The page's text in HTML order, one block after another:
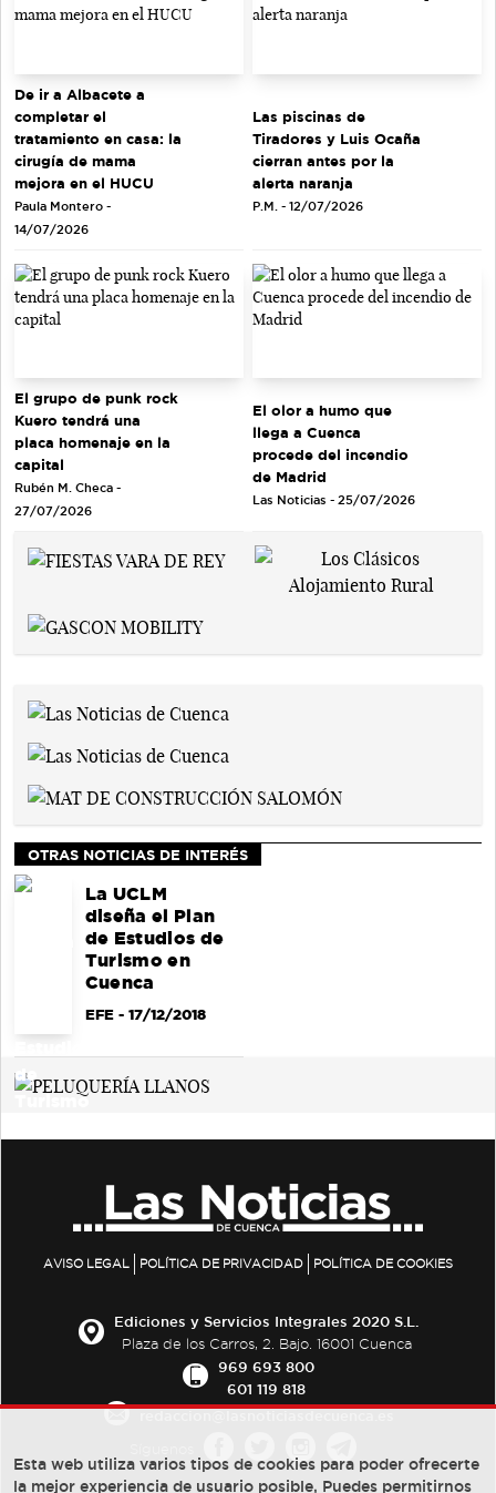
De ir a Albacete a
completar el
tratamiento en casa: la
cirugía de mama
mejora en el HUCU
Paula Montero -
14/07/2026
Las piscinas de
Tiradores y Luis Ocaña
cierran antes por la
alerta naranja
P.M. - 12/07/2026
El grupo de punk rock
Kuero tendrá una
placa homenaje en la
capital
Rubén M. Checa -
27/07/2026
El olor a humo que
llega a Cuenca
procede del incendio
de Madrid
Las Noticias - 25/07/2026
OTRAS NOTICIAS DE INTERÉS
La UCLM
diseña el Plan
de Estudios de
Turismo en
Cuenca
EFE- 17/12/2018
AVISO LEGAL POLÍTICA DE PRIVACIDAD POLÍTICA DE COOKIES
Ediciones y Servicios Integrales 2020 S.L.
Plaza de los Carros, 2. Bajo. 16001 Cuenca
969 693 800
601 119 818
Esta web utiliza varios tipos de cookies para poder ofrecerte
la mejor experiencia de usuario posible, Puedes permitirnos